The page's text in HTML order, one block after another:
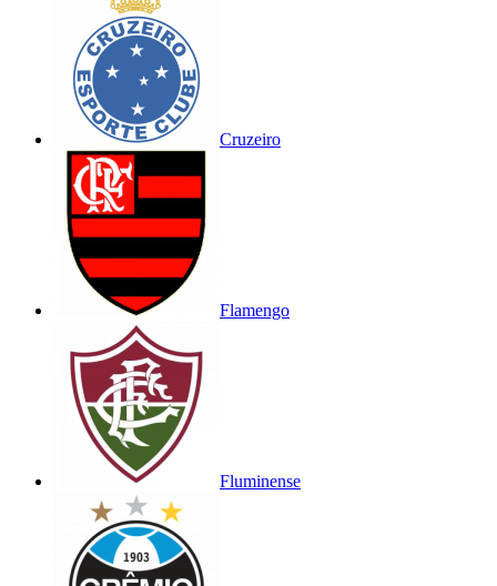
Cruzeiro
Flamengo
Fluminense